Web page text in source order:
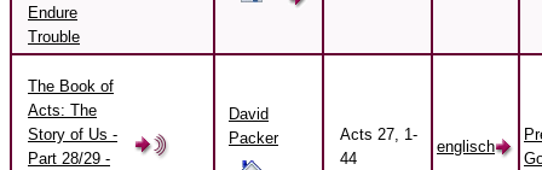
Endure
Trouble
The Book of
Acts: The
Story of Us -
Part 28/29 -
David
Packer
Acts 27, 1-
44
englisch